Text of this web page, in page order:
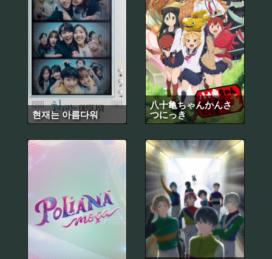
현재는 아름다워
八十亀ちゃんかんさ
つにっき